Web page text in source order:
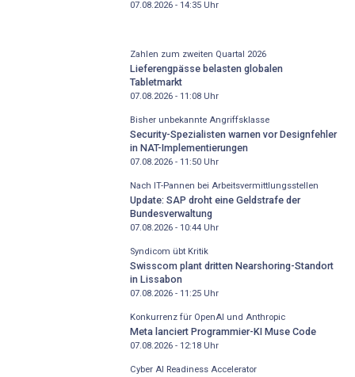
07.08.2026 - 14:35Uhr
Zahlen zum zweiten Quartal 2026
Lieferengpässe belasten globalen
Tabletmarkt
07.08.2026 - 11:08Uhr
Bisher unbekannte Angriffsklasse
Security-Spezialisten warnen vor Designfehler
in NAT-Implementierungen
07.08.2026 - 11:50Uhr
Nach IT-Pannen bei Arbeitsvermittlungsstellen
Update: SAP droht eine Geldstrafe der
Bundesverwaltung
07.08.2026 - 10:44Uhr
Syndicom übt Kritik
Swisscom plant dritten Nearshoring-Standort
in Lissabon
07.08.2026 - 11:25Uhr
Konkurrenz für OpenAI und Anthropic
Meta lanciert Programmier-KI Muse Code
07.08.2026 - 12:18Uhr
Cyber AI Readiness Accelerator